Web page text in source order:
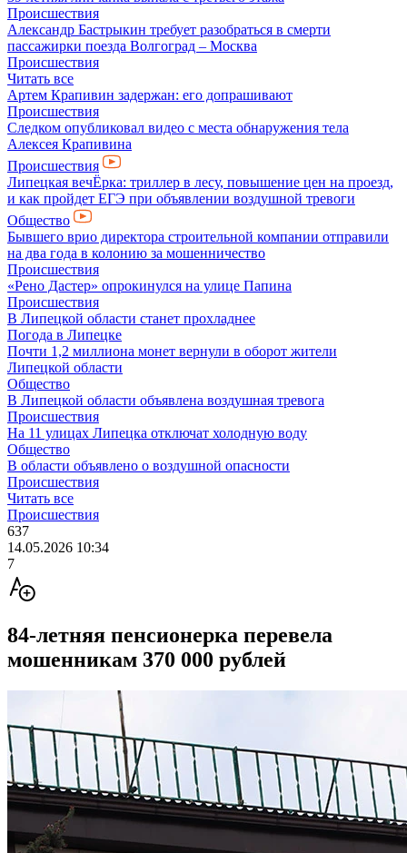
Происшествия
Александр Бастрыкин требует разобраться в смерти
пассажирки поезда Волгоград – Москва
Происшествия
Читать все
Артем Крапивин задержан: его допрашивают
Происшествия
Следком опубликовал видео с места обнаружения тела
Алексея Крапивина
Происшествия
Липецкая вечЁрка: триллер в лесу, повышение цен на проезд,
и как пройдет ЕГЭ при объявлении воздушной тревоги
Общество
Бывшего врио директора строительной компании отправили
на два года в колонию за мошенничество
Происшествия
«Рено Дастер» опрокинулся на улице Папина
Происшествия
В Липецкой области станет прохладнее
Погода в Липецке
Почти 1,2 миллиона монет вернули в оборот жители
Липецкой области
Общество
В Липецкой области объявлена воздушная тревога
Происшествия
На 11 улицах Липецка отключат холодную воду
Общество
В области объявлено о воздушной опасности
Происшествия
Читать все
Происшествия
637
14.05.2026 10:34
7
84-летняя пенсионерка перевела
мошенникам 370 000 рублей